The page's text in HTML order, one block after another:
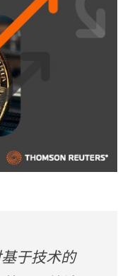
于技术的